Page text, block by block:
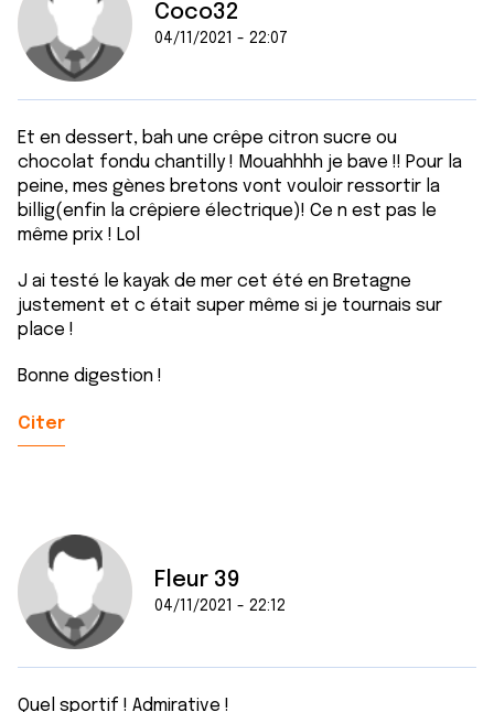
Coco32
04/11/2021 - 22:07
Et en dessert, bah une crêpe citron sucre ou
chocolat fondu chantilly ! Mouahhhh je bave !! Pour la
peine, mes gènes bretons vont vouloir ressortir la
billig(enfin la crêpiere électrique)! Ce n est pas le
même prix ! Lol
J ai testé le kayak de mer cet été en Bretagne
justement et c était super même si je tournais sur
place !
Bonne digestion !
Citer
Fleur 39
04/11/2021 - 22:12
Quel sportif ! Admirative !